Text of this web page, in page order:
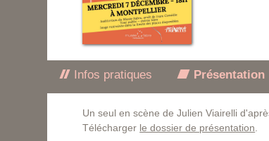
Infos pratiques Présentation
Un seul en scène de Julien Viairelli
Télécharger le dossier de présentation